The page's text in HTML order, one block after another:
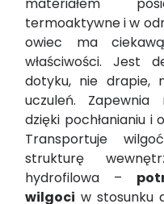
materiałem
termoaktywne i w
owiec ma
właściwości.
dotyku, nie drapie,
uczuleń. Zapewnia
dzięki pochłanianiu i
Transportuje
strukturę
hydrofilowa –
wilgoci w stosunku